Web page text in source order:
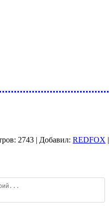
: 2743 | Добавил: REDFOX